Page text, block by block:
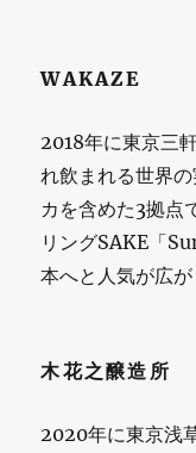
WAKAZE
2018年に東京三
れ飲まれる世界
カを含めた3拠点
リングSAKE「
本へと人気が広が
木花之醸造所
2020年に東京浅